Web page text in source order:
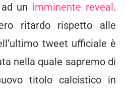
un imminente reveal.
ritardo rispetto alle
tweet ufficiale è
nella quale sapremo di
titolo calcistico in